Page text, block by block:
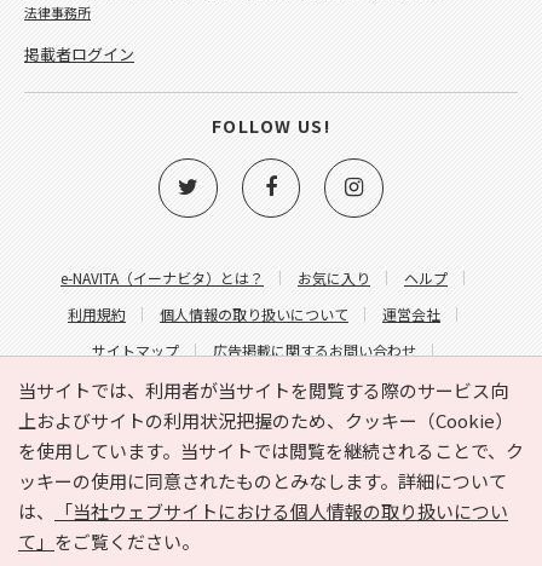
当サイトでは、利用者が当サイトを閲覧する際のサービス向
上およびサイトの利用状況把握のため、クッキー（Cookie）
を使用しています。当サイトでは閲覧を継続されることで、ク
ッキーの使用に同意されたものとみなします。詳細について
は、
「当社ウェブサイトにおける個人情報の取り扱いについ
て」 をご覧ください。
e-NAVITA（イーナビタ）とは？ お気に入り
ヘルプ
利用規約
個人情報の取り扱いについて
運営会社
サイトマップ
広告掲載に関するお問い合わせ
サイトの内容に関するお問い合わせ
法律事務所
掲載者ログイン
FOLLOW US!
Copyright © HYOJITO.Co.,Ltd. All Rights Reserved.